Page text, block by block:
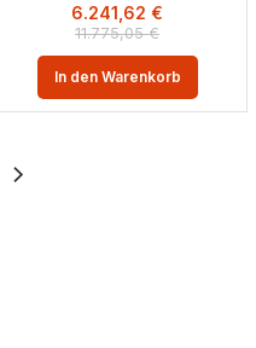
11.775,05€
6.241,62 €
In den Warenkorb